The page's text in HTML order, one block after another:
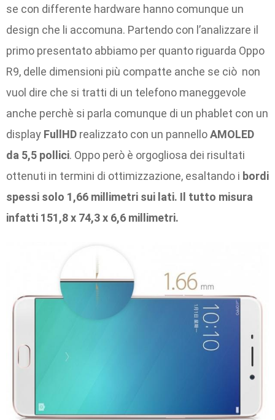
se con differente hardware hanno comunque un
design che li accomuna. Partendo con l’analizzare il
primo presentato abbiamo per quanto riguarda Oppo
R9, delle dimensioni più compatte anche se ciò non
vuol dire che si tratti di un telefono maneggevole
anche perchè si parla comunque di un phablet con un
display FullHD realizzato con un pannelloAMOLED
da 5,5 pollici. Oppo però è orgogliosa dei risultati
ottenuti in termini di ottimizzazione, esaltando i bordi
spessi solo 1,66 millimetri sui lati. Il tutto misura
infatti 151,8 x 74,3 x 6,6 millimetri.